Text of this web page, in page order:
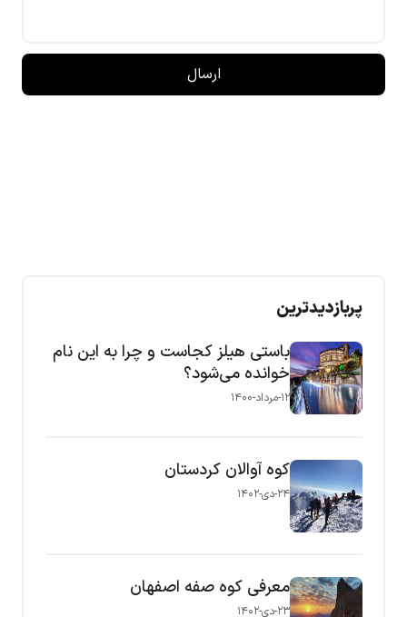
پربازدیدترین
باستی هیلز کجاست و چرا به این نام
خوانده می‌شود؟
۱۲-مرداد-۱۴۰۰
کوه آوالان کردستان
۲۴-دی-۱۴۰۲
معرفی کوه صفه اصفهان
۲۳-دی-۱۴۰۲